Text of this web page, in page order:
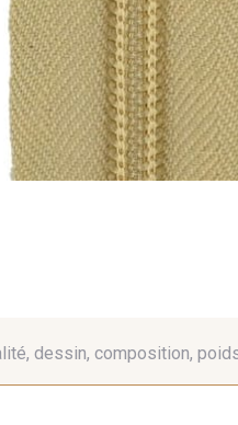
dessin, composition,